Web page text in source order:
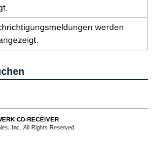
wer­den
CD-RECEIVER
Inc. All Rights Reserved.